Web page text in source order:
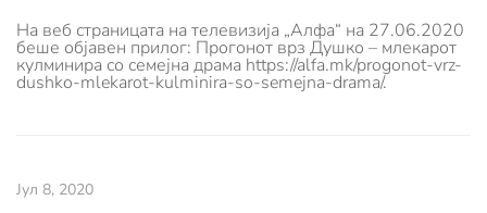
На веб страницата на телевизија „Алфа“ на 27.06.2020
беше објавен прилог: Прогонот врз Душко – млекарот
кулминира со семејна драма https://alfa.mk/progonot-vrz-
dushko-mlekarot-kulminira-so-semejna-drama/.
Јул 8, 2020